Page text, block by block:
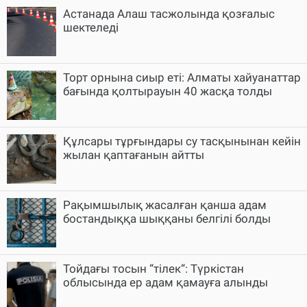
Астанада Алаш тасжолында қозғалыс
шектеледі
Торт орнына сиыр еті: Алматы хайуанаттар
бағында қолтырауын 40 жасқа толды
Құлсары тұрғындары су тасқынынан кейін
жылан қаптағанын айтты
Рақымшылық жасалған қанша адам
бостандыққа шыққаны белгілі болды
Тойдағы тосын “тілек“: Түркістан
облысында ер адам қамауға алынды